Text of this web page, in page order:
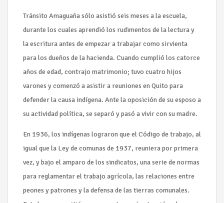
Tránsito Amaguaña sólo asistió seis meses a la escuela,
durante los cuales aprendió los rudimentos de la lectura y
la escritura antes de empezar a trabajar como sirvienta
para los dueños de la hacienda. Cuando cumplió los catorce
años de edad, contrajo matrimonio; tuvo cuatro hijos
varones y comenzó a asistir a reuniones en Quito para
defender la causa indígena. Ante la oposición de su esposo a
su actividad política, se separó y pasó a vivir con su madre.
En 1936, los indígenas lograron que el Código de trabajo, al
igual que la Ley de comunas de 1937, reuniera por primera
vez, y bajo el amparo de los sindicatos, una serie de normas
para reglamentar el trabajo agrícola, las relaciones entre
peones y patrones y la defensa de las tierras comunales.